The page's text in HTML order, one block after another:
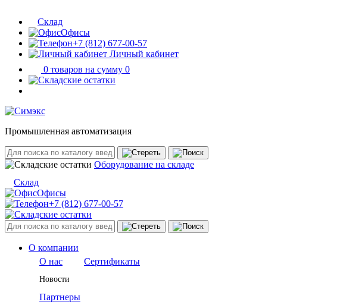
Склад
Офисы
+7 (812) 677-00-57
Личный кабинет
0 товаров на сумму 0
Промышленная автоматизация
Оборудование на складе
Склад
Офисы
+7 (812) 677-00-57
О компании
О нас
Сертификаты
Новости
Партнеры